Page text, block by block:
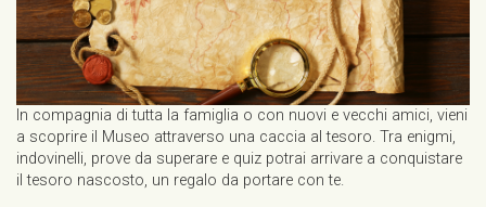
In compagnia di tutta la famiglia o con nuovi e vecchi amici, vieni
a scoprire il Museo attraverso una caccia al tesoro. Tra enigmi,
indovinelli, prove da superare e quiz potrai arrivare a conquistare
il tesoro nascosto, un regalo da portare con te.